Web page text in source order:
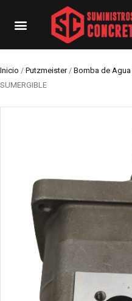
Inicio / Putzmeister/ Bomba de Agua
SUMERGIBLE